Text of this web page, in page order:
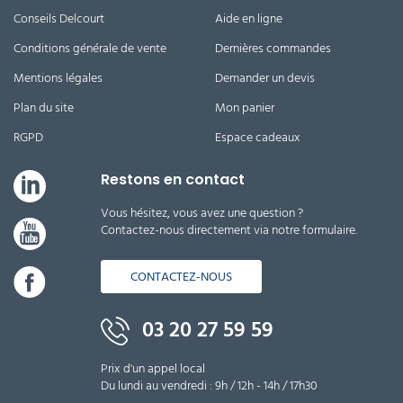
Conseils Delcourt
Conditions générale de vente
Mentions légales
Plan du site
RGPD
Aide en ligne
Dernières commandes
Demander un devis
Mon panier
Espace cadeaux
Restons en contact
Vous hésitez, vous avez une question ?
Contactez-nous directement via notre formulaire.
CONTACTEZ-NOUS
03 20 27 59 59
Prix d'un appel local
Du lundi au vendredi : 9h / 12h - 14h / 17h30